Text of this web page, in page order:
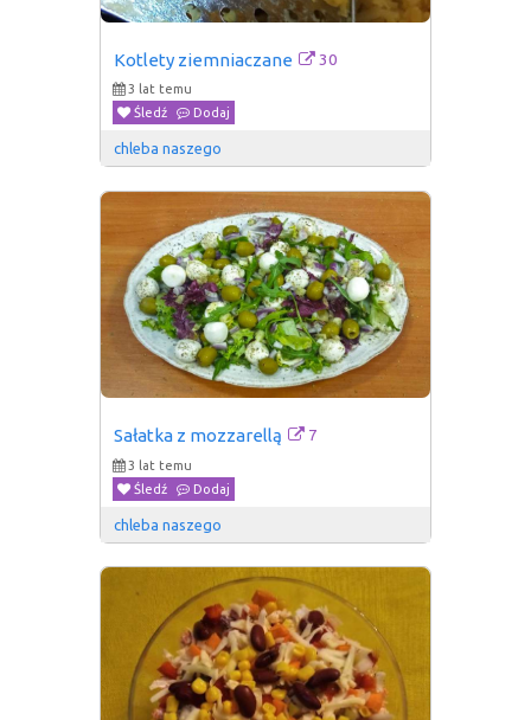
Kotlety ziemniaczane 30
3 lat temu
Śledź
Dodaj
chleba naszego
Sałatka z mozzarellą 7
3 lat temu
Śledź
Dodaj
chleba naszego